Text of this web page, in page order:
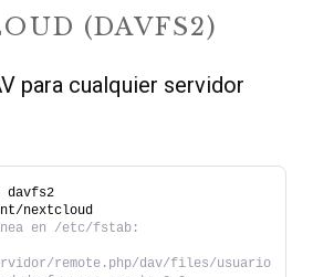
(DAVFS2)
para cualquier servidor
nextcloud
en /etc/fstab:
remote.php/dav/files/usuario